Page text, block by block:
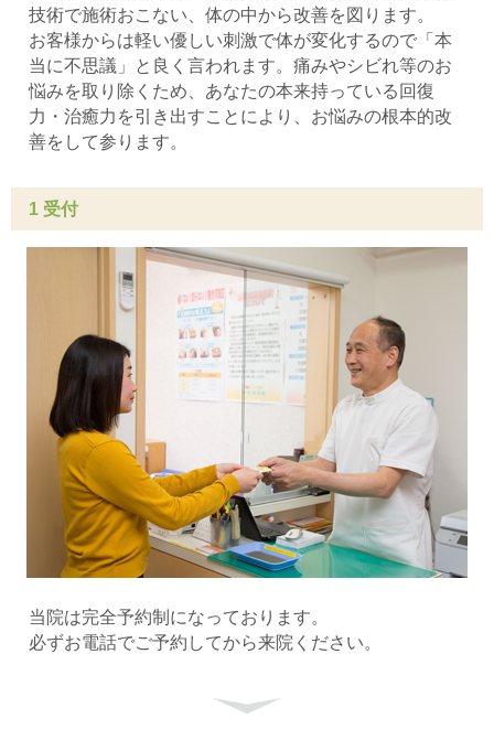
技術で施術おこない、体の中から改善を図ります。
お客様からは軽い優しい刺激で体が変化するので「本
当に不思議」と良く言われます。痛みやシビれ等のお
悩みを取り除くため、あなたの本来持っている回復
力・治癒力を引き出すことにより、お悩みの根本的改
善をして参ります。
1 受付
当院は完全予約制になっております。
必ずお電話でご予約してから来院ください。